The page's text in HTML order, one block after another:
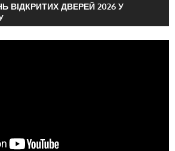
ВІДКРИТИХ ДВЕРЕЙ 2026 У